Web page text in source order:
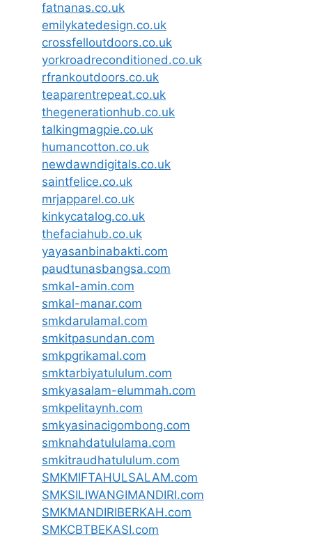
fatnanas.co.uk
emilykatedesign.co.uk
crossfelloutdoors.co.uk
yorkroadreconditioned.co.uk
rfrankoutdoors.co.uk
teaparentrepeat.co.uk
thegenerationhub.co.uk
talkingmagpie.co.uk
humancotton.co.uk
newdawndigitals.co.uk
saintfelice.co.uk
mrjapparel.co.uk
kinkycatalog.co.uk
thefaciahub.co.uk
yayasanbinabakti.com
paudtunasbangsa.com
smkal-amin.com
smkal-manar.com
smkdarulamal.com
smkitpasundan.com
smkpgrikamal.com
smktarbiyatululum.com
smkyasalam-elummah.com
smkpelitaynh.com
smkyasinacigombong.com
smknahdatululama.com
smkitraudhatululum.com
SMKMIFTAHULSALAM.com
SMKSILIWANGIMANDIRI.com
SMKMANDIRIBERKAH.com
SMKCBTBEKASI.com